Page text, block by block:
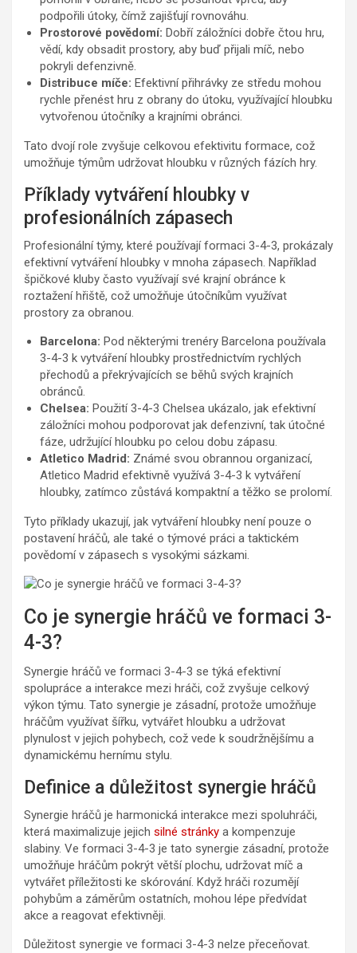
podpořili útoky, čímž zajišťují rovnováhu.
Prostorové povědomí: Dobří záložníci dobře čtou hru,
vědí, kdy obsadit prostory, aby buď přijali míč, nebo
pokryli defenzivně.
Distribuce míče: Efektivní přihrávky ze středu mohou
rychle přenést hru z obrany do útoku, využívající hloubku
vytvořenou útočníky a krajními obránci.
Tato dvojí role zvyšuje celkovou efektivitu formace, což
umožňuje týmům udržovat hloubku v různých fázích hry.
Příklady vytváření hloubky v
profesionálních zápasech
Profesionální týmy, které používají formaci 3-4-3, prokázaly
efektivní vytváření hloubky v mnoha zápasech. Například
špičkové kluby často využívají své krajní obránce k
roztažení hřiště, což umožňuje útočníkům využívat
prostory za obranou.
Barcelona: Pod některými trenéry Barcelona používala
3-4-3 k vytváření hloubky prostřednictvím rychlých
přechodů a překrývajících se běhů svých krajních
obránců.
Chelsea: Použití 3-4-3 Chelsea ukázalo, jak efektivní
záložníci mohou podporovat jak defenzivní, tak útočné
fáze, udržující hloubku po celou dobu zápasu.
Atletico Madrid: Známé svou obrannou organizací,
Atletico Madrid efektivně využívá 3-4-3 k vytváření
hloubky, zatímco zůstává kompaktní a těžko se prolomí.
Tyto příklady ukazují, jak vytváření hloubky není pouze o
postavení hráčů, ale také o týmové práci a taktickém
povědomí v zápasech s vysokými sázkami.
Co je synergie hráčů ve formaci 3-
4-3?
Synergie hráčů ve formaci 3-4-3 se týká efektivní
spolupráce a interakce mezi hráči, což zvyšuje celkový
výkon týmu. Tato synergie je zásadní, protože umožňuje
hráčům využívat šířku, vytvářet hloubku a udržovat
plynulost v jejich pohybech, což vede k soudržnějšímu a
dynamickému hernímu stylu.
Definice a důležitost synergie hráčů
Synergie hráčů je harmonická interakce mezi spoluhráči,
která maximalizuje jejich silné stránky a kompenzuje
slabiny. Ve formaci 3-4-3 je tato synergie zásadní, protože
umožňuje hráčům pokrýt větší plochu, udržovat míč a
vytvářet příležitosti ke skórování. Když hráči rozumějí
pohybům a záměrům ostatních, mohou lépe předvídat
akce a reagovat efektivněji.
Důležitost synergie ve formaci 3-4-3 nelze přeceňovat.